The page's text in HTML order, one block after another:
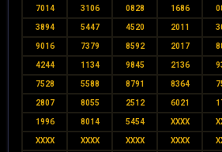
7014 3106 0828 1686
3894 5447 4520 2011
9016 7379 8592 2017
4244 1134 9845 2136
7528 5588 8791 8364
2807 8055 2512 6021
1996 8014 5454 XXXX
XXXX XXXX XXXX XXXX